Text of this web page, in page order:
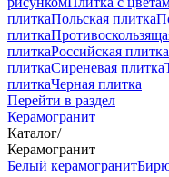
плиткаПольская плитка
плитка
плиткаРоссийская плитка
плиткаСиреневая плитка
плиткаЧерная плитка
Перейти в раздел
Керамогранит
Каталог/
Керамогранит
Белый керамогранит